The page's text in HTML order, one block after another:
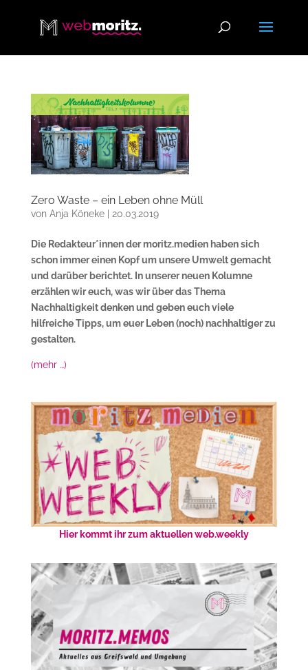
Zero Waste – ein Leben ohne Müll
von Anja Köneke| 20.03.2019
Die Redakteur*innen der moritz.medien haben sich
schon immer einen Kopf um unsere Umwelt gemacht
und darüber berichtet. In unserer neuen Kolumne
erzählen wir euch, was wir über das Thema
Nachhaltigkeit denken und geben euch viele
hilfreiche Tipps, um euer Leben (noch) nachhaltiger zu
gestalten.
(mehr …)
Hier kommt ihr zum aktuellen web.weekly